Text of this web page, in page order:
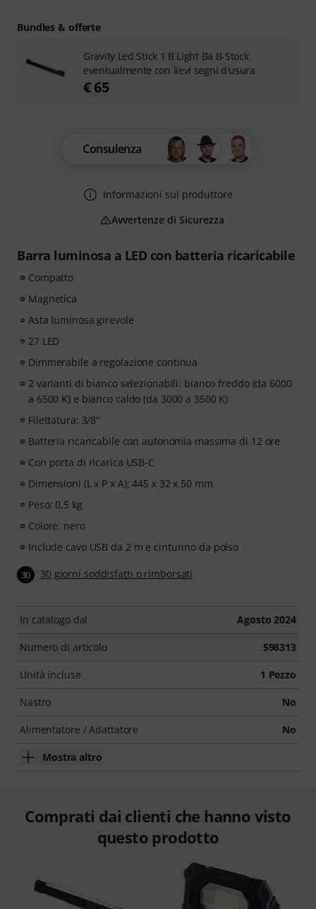
Barra luminosa a LED con batteria ricaricabile
Compatto
Magnetica
Asta luminosa girevole
27 LED
Dimmerabile a regolazione continua
2 varianti di bianco selezionabili: bianco freddo (da 6000
a 6500 K) e bianco caldo (da 3000 a 3500 K)
Filettatura: 3/8"
Batteria ricaricabile con autonomia massima di 12 ore
Con porta di ricarica USB-C
Dimensioni (L x P x A): 445 x 32 x 50 mm
Peso: 0,5 kg
Colore: nero
Include cavo USB da 2 m e cinturino da polso
30 30 giorni soddisfatti o rimborsati
In catalogo dal Agosto 2024
Numero di articolo 598313
Unità incluse 1 Pezzo
Nastro No
Alimentatore / Adattatore No
Mostra altro
Consulenza
Informazioni sul produttore
Avvertenze di Sicurezza
Bundles & offerte
Gravity Led Stick 1 B Light Ba B-Stock
eventualmente con lievi segni d'usura
€ 65
Comprati dai clienti che hanno visto
questo prodotto